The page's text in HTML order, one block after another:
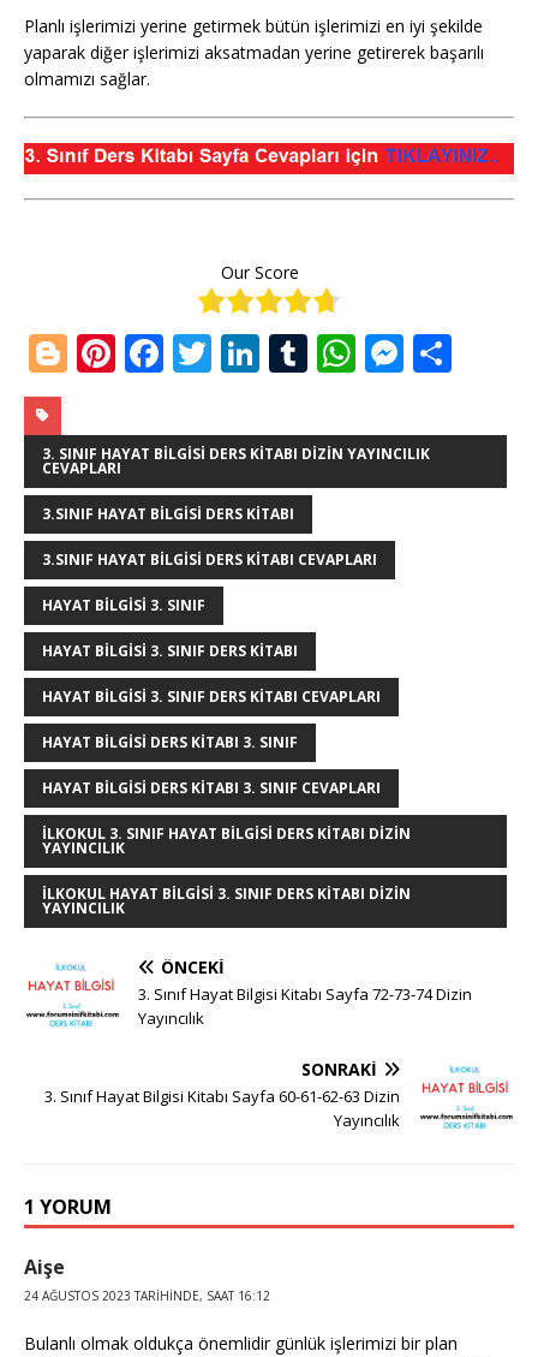
Planlı işlerimizi yerine getirmek bütün işlerimizi en iyi şekilde
yaparak diğer işlerimizi aksatmadan yerine getirerek başarılı
olmamızı sağlar.
Our Score
Bl
g
g
e
r
Pi
te
r
e
st
F
c
e
b
o
o
k
T
it
te
r
Li
k
e
dI
n
T
m
bl
r
W
at
s
p
p
M
ss
e
ar
3. SINIF HAYAT BILGISI DERS KITABI DIZIN YAYINCILIK
CEVAPLARI
3.SINIF HAYAT BILGISI DERS KITABI
3.SINIF HAYAT BILGISI DERS KITABI CEVAPLARI
HAYAT BILGISI 3. SINIF
HAYAT BILGISI 3. SINIF DERS KITABI
HAYAT BILGISI 3. SINIF DERS KITABI CEVAPLARI
HAYAT BILGISI DERS KITABI 3. SINIF
HAYAT BILGISI DERS KITABI 3. SINIF CEVAPLARI
ILKOKUL 3. SINIF HAYAT BILGISI DERS KITABI DIZIN
YAYINCILIK
ILKOKUL HAYAT BILGISI 3. SINIF DERS KITABI DIZIN
YAYINCILIK
ÖNCEKI
3. Sınıf Hayat Bilgisi Kitabı Sayfa 72-73-74 Dizin
Yayıncılık
SONRAKI
3. Sınıf Hayat Bilgisi Kitabı Sayfa 60-61-62-63 Dizin
Yayıncılık
1 YORUM
Aişe
24 AĞUSTOS 2023 TARIHINDE, SAAT 16:12
Bulanlı olmak oldukça önemlidir günlük işlerimizi bir plan